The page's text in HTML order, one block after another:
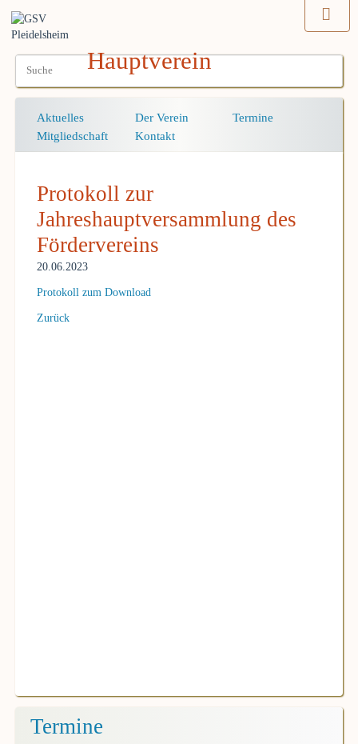
Hauptverein
Navigation
überspringen
Aktuelles Der Verein
Termine
Mitgliedschaft
Kontakt
Protokoll zur
Jahreshauptversammlung des
Fördervereins
20.06.2023
Protokoll zum Download
Zurück
Termine